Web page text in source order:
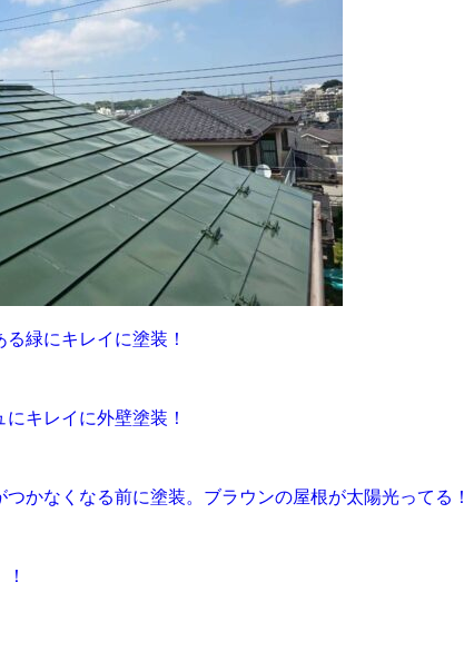
緑にキレイに塗装！
キレイに外壁塗装！
つかなくなる前に塗装。ブラウンの屋根が太陽光ってる！